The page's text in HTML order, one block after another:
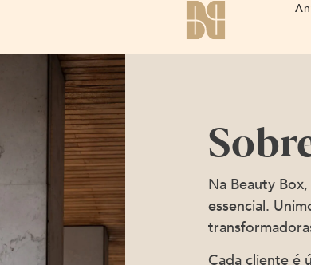
Na Beauty
essencial.
Cada cliente é